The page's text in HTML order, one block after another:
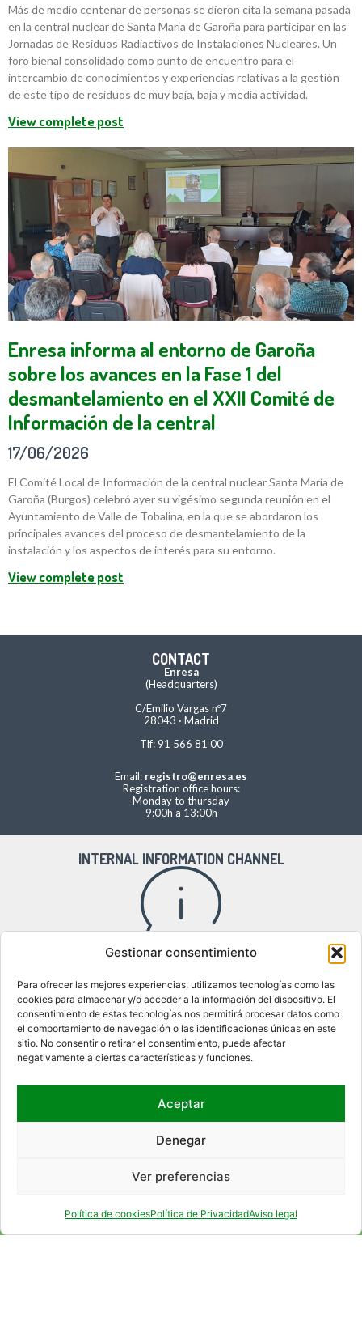
Gestionar consentimiento
Para ofrecer las mejores experiencias, utilizamos tecnologías como las
cookies para almacenar y/o acceder a la información del dispositivo. El
consentimiento de estas tecnologías nos permitirá procesar datos como
el comportamiento de navegación o las identificaciones únicas en este
sitio. No consentir o retirar el consentimiento, puede afectar
negativamente a ciertas características y funciones.
Aceptar
Denegar
Ver preferencias
Política de cookiesPolítica de PrivacidadAviso legal
Más de medio centenar de personas se dieron cita la semana pasada
en la central nuclear de Santa María de Garoña para participar en las
Jornadas de Residuos Radiactivos de Instalaciones Nucleares. Un
foro bienal consolidado como punto de encuentro para el
intercambio de conocimientos y experiencias relativas a la gestión
de este tipo de residuos de muy baja, baja y media actividad.
View complete post
Enresa informa al entorno de Garoña
sobre los avances en la Fase 1 del
desmantelamiento en el XXII Comité de
Información de la central
17/06/2026
El Comité Local de Información de la central nuclear Santa María de
Garoña (Burgos) celebró ayer su vigésimo segunda reunión en el
Ayuntamiento de Valle de Tobalina, en la que se abordaron los
principales avances del proceso de desmantelamiento de la
instalación y los aspectos de interés para su entorno.
View complete post
CONTACT
Enresa
(Headquarters)
C/Emilio Vargas nº7
28043 · Madrid
Tlf: 91 566 81 00
Email: registro@enresa.es
Registration office hours:
Monday to thursday
9:00h a 13:00h
INTERNAL INFORMATION CHANNEL
Access to the internal information channel
WHERE WE ARE